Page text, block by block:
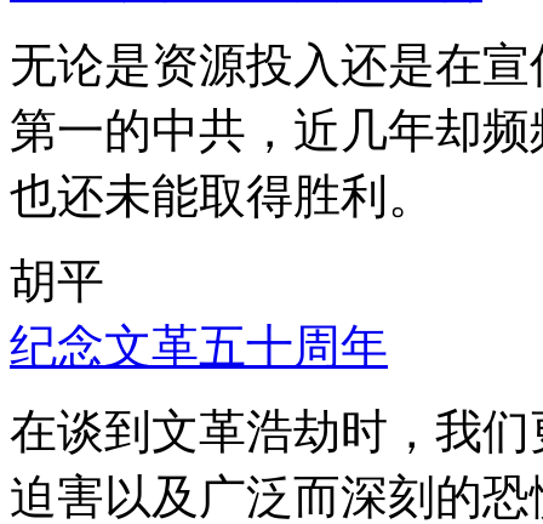
无论是资源投入还是在
第一的中共，近几年却
也还未能取得胜利。
胡平
纪念文革五十周年
在谈到文革浩劫时，我
迫害以及广泛而深刻的